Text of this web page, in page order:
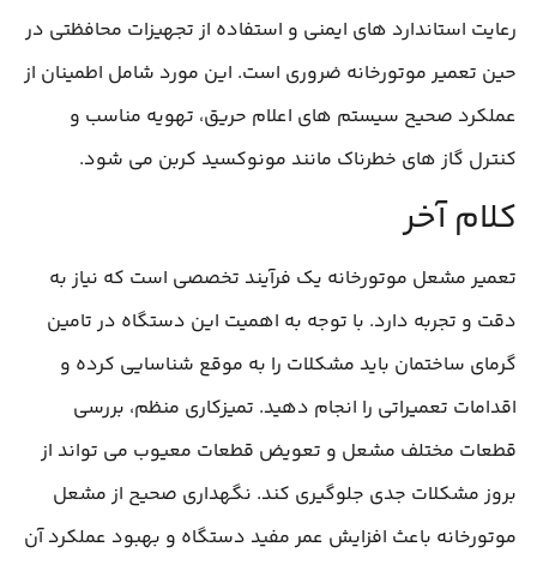
رعایت استاندارد های ایمنی و استفاده از تجهیزات محافظتی در
حین تعمیر موتورخانه ضروری است. این مورد شامل اطمینان از
عملکرد صحیح سیستم‌ های اعلام حریق، تهویه مناسب و
کنترل گاز های خطرناک مانند مونوکسید کربن می‌ شود.
کلام آخر
تعمیر مشعل موتورخانه یک فرآیند تخصصی است که نیاز به
دقت و تجربه دارد. با توجه به اهمیت این دستگاه در تامین
گرمای ساختمان باید مشکلات را به‌ موقع شناسایی کرده و
اقدامات تعمیراتی را انجام دهید. تمیزکاری منظم، بررسی
قطعات مختلف مشعل و تعویض قطعات معیوب می‌ تواند از
بروز مشکلات جدی جلوگیری کند. نگهداری صحیح از مشعل
موتورخانه باعث افزایش عمر مفید دستگاه و بهبود عملکرد آن